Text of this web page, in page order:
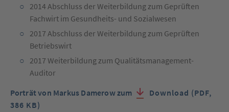
2014 Abschluss der Weiterbildung zum Geprüften
Fachwirt im Gesundheits- und Sozialwesen
2017 Abschluss der Weiterbildung zum Geprüften
Betriebswirt
2017 Weiterbildung zum Qualitätsmanagement-
Auditor
Porträt von Markus Damerow zum
Download (PDF,
386 KB)